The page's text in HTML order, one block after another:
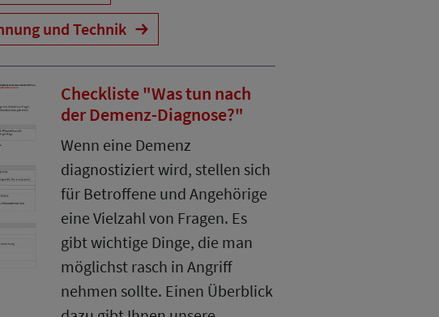
und Technik
Checkliste "Was tun nach
der Demenz-Diagnose?"
Wenn eine Demenz
diagnostiziert wird, stellen sich
für Betroffene und Angehörige
eine Vielzahl von Fragen. Es
gibt wichtige Dinge, die man
möglichst rasch in Angriff
nehmen sollte. Einen Überblick